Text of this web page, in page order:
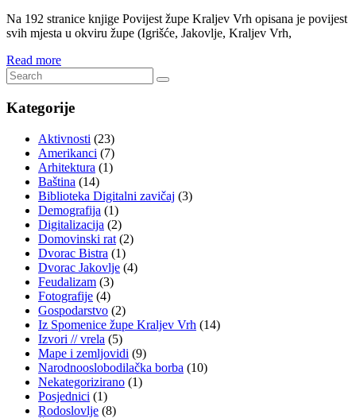
Na 192 stranice knjige Povijest župe Kraljev Vrh opisana je povijest
svih mjesta u okviru župe (Igrišće, Jakovlje, Kraljev Vrh,
Read more
Kategorije
Aktivnosti (23)
Amerikanci (7)
Arhitektura (1)
Baština (14)
Biblioteka Digitalni zavičaj (3)
Demografija (1)
Digitalizacija (2)
Domovinski rat (2)
Dvorac Bistra (1)
Dvorac Jakovlje (4)
Feudalizam (3)
Fotografije (4)
Gospodarstvo (2)
Iz Spomenice župe Kraljev Vrh (14)
Izvori // vrela (5)
Mape i zemljovidi (9)
Narodnooslobodilačka borba (10)
Nekategorizirano (1)
Posjednici (1)
Rodoslovlje (8)